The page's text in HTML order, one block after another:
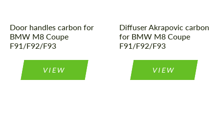
Door handles carbon for
BMW M8 Coupe
F91/F92/F93
VIEW
Diffuser Akrapovic carbon
for BMW M8 Coupe
F91/F92/F93
VIEW